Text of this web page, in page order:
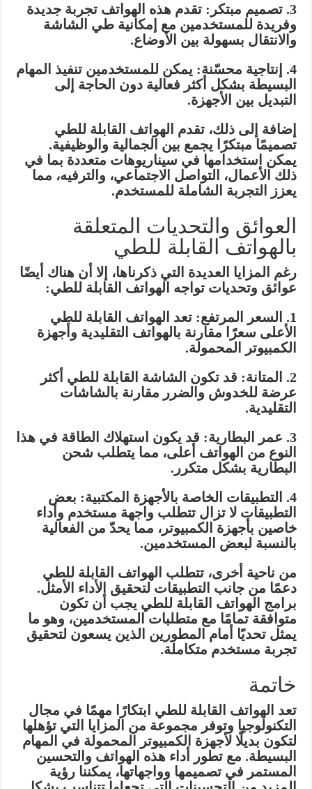
3. تصميم مبتكر: تقدم هذه الهواتف تجربة جديدة
وفريدة للمستخدمين مع إمكانية طي الشاشة
والانتقال بسهولة بين الأوضاع.
4. إنتاجية محسّنة: يمكن للمستخدمين تنفيذ المهام
البسيطة بشكل أكثر فعالية دون الحاجة إلى
التبديل بين الأجهزة.
إضافة إلى ذلك، تقدم الهواتف القابلة للطي
تصميمًا مبتكرًا يجمع بين الجمالية والوظيفية.
يمكن استخدامها في سيناريوهات متعددة بما في
ذلك الأعمال، التواصل الاجتماعي، والترفيه، مما
يعزز التجربة الشاملة للمستخدم.
العوائق والتحديات المتعلقة
بالهواتف القابلة للطي
رغم المزايا العديدة التي ذكرناها، إلا أن هناك أيضًا
عوائق وتحديات تواجه الهواتف القابلة للطي:
1. السعر المرتفع: تعد الهواتف القابلة للطي
الأعلى سعرًا مقارنة بالهواتف التقليدية وأجهزة
الكمبيوتر المحمولة.
2. المتانة: قد تكون الشاشة القابلة للطي أكثر
عرضة للخدوش والضرر مقارنة بالشاشات
التقليدية.
3. عمر البطارية: قد يكون استهلاك الطاقة في هذا
النوع من الهواتف أعلى، مما يتطلب شحن
البطارية بشكل متكرر.
4. التطبيقات الخاصة بالأجهزة المكتبية: بعض
التطبيقات لا تزال تتطلب واجهة مستخدم وأداء
خاصين بأجهزة الكمبيوتر، مما يحدّ من الفعالية
بالنسبة لبعض المستخدمين.
من ناحية أخرى، تتطلب الهواتف القابلة للطي
دعمًا من جانب التطبيقات لتحقيق الأداء الأمثل.
برامج الهواتف القابلة للطي يجب أن تكون
متوافقة تمامًا مع متطلبات المستخدمين، وهو ما
يمثل تحديًا أمام المطورين الذين يسعون لتحقيق
تجربة مستخدم متكاملة.
خاتمة
تعد الهواتف القابلة للطي ابتكارًا مهمًا في مجال
التكنولوجيا وتوفر مجموعة من المزايا التي تؤهلها
لتكون بديلًا لأجهزة الكمبيوتر المحمولة في المهام
البسيطة. مع تطور أداء هذه الهواتف والتحسين
المستمر في تصميمها وواجهاتها، يمكننا رؤية